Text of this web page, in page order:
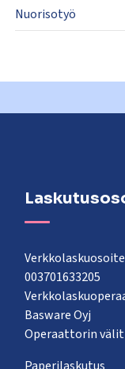
Nuorisotyö
003701633205
Basware Oyj
Operaattorin